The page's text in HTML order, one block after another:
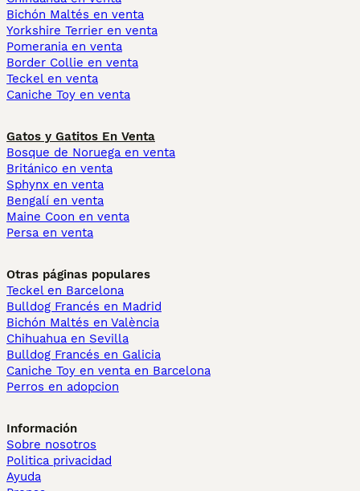
Bichón Maltés en venta
Yorkshire Terrier en venta
Pomerania en venta
Border Collie en venta
Teckel en venta
Caniche Toy en venta
Gatos y Gatitos En Venta
Bosque de Noruega en venta
Británico en venta
Sphynx en venta
Bengalí en venta
Maine Coon en venta
Persa en venta
Otras páginas populares
Teckel en Barcelona
Bulldog Francés en Madrid
Bichón Maltés en València
Chihuahua en Sevilla
Bulldog Francés en Galicia
Caniche Toy en venta en Barcelona
Perros en adopcion
Información
Sobre nosotros
Politica privacidad
Ayuda